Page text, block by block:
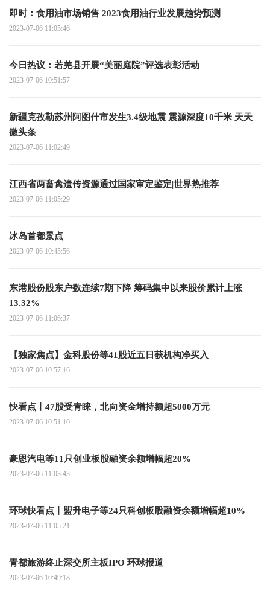
即时：食用油市场销售 2023食用油行业发展趋势预测
2023-07-06 11:05:46
今日热议：若羌县开展“美丽庭院”评选表彰活动
2023-07-06 10:51:57
新疆克孜勒苏州阿图什市发生3.4级地震 震源深度10千米 天天
微头条
2023-07-06 11:02:49
江西省两畜禽遗传资源通过国家审定鉴定|世界热推荐
2023-07-06 11:05:29
冰岛首都景点
2023-07-06 10:45:56
东港股份股东户数连续7期下降 筹码集中以来股价累计上涨
13.32%
2023-07-06 11:06:37
【独家焦点】金科股份等41股近五日获机构净买入
2023-07-06 10:57:16
快看点丨47股受青睐，北向资金增持额超5000万元
2023-07-06 10:51:10
豪恩汽电等11只创业板股融资余额增幅超20%
2023-07-06 11:03:43
环球快看点丨盟升电子等24只科创板股融资余额增幅超10%
2023-07-06 11:05:21
青都旅游终止深交所主板IPO 环球报道
2023-07-06 10:49:18